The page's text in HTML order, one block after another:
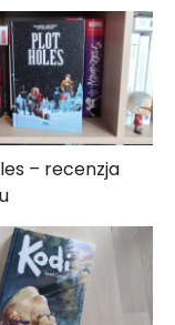
– recenzja